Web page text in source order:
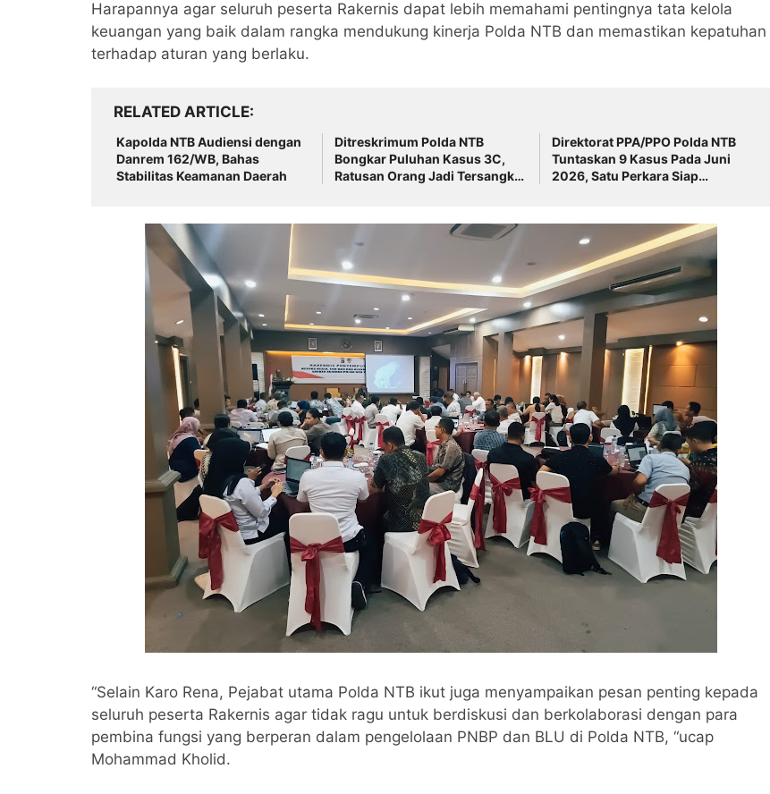
Harapannya agar seluruh peserta Rakernis dapat lebih memahami pentingnya tata kelola
keuangan yang baik dalam rangka mendukung kinerja Polda NTB dan memastikan kepatuhan
terhadap aturan yang berlaku.
RELATED ARTICLE
‎Kapolda NTB Audiensi dengan
Danrem 162/WB, Bahas
Stabilitas Keamanan Daerah
Ditreskrimum Polda NTB
Bongkar Puluhan Kasus 3C,
Ratusan Orang Jadi Tersangka
Direktorat PPA/PPO Polda NTB
Tuntaskan 9 Kasus Pada Juni
2026, Satu Perkara Siap
“Selain Karo Rena, Pejabat utama Polda NTB ikut juga menyampaikan pesan penting kepada
seluruh peserta Rakernis agar tidak ragu untuk berdiskusi dan berkolaborasi dengan para
pembina fungsi yang berperan dalam pengelolaan PNBP dan BLU di Polda NTB, “ucap
Mohammad Kholid.